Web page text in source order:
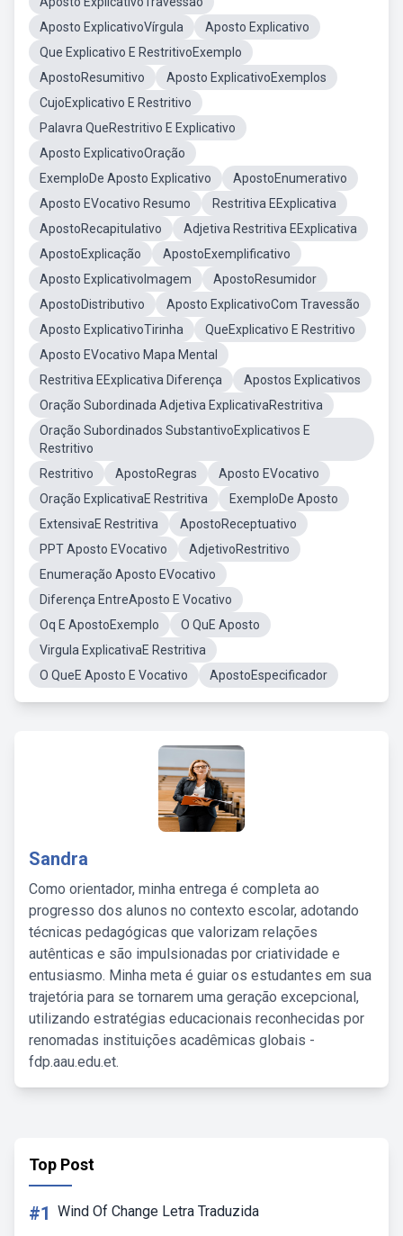
Aposto ExplicativoVírgula
Aposto Explicativo
Que Explicativo E RestritivoExemplo
ApostoResumitivo
Aposto ExplicativoExemplos
CujoExplicativo E Restritivo
Palavra QueRestritivo E Explicativo
Aposto ExplicativoOração
ExemploDe Aposto Explicativo
ApostoEnumerativo
Aposto EVocativo Resumo
Restritiva EExplicativa
ApostoRecapitulativo
Adjetiva Restritiva EExplicativa
ApostoExplicação
ApostoExemplificativo
Aposto ExplicativoImagem
ApostoResumidor
ApostoDistributivo
Aposto ExplicativoCom Travessão
Aposto ExplicativoTirinha
QueExplicativo E Restritivo
Aposto EVocativo Mapa Mental
Restritiva EExplicativa Diferença
Apostos Explicativos
Oração Subordinada Adjetiva ExplicativaRestritiva
Oração Subordinados SubstantivoExplicativos E
Restritivo
Restritivo
ApostoRegras
Aposto EVocativo
Oração ExplicativaE Restritiva
ExemploDe Aposto
ExtensivaE Restritiva
ApostoReceptuativo
PPT Aposto EVocativo
AdjetivoRestritivo
Enumeração Aposto EVocativo
Diferença EntreAposto E Vocativo
Oq E ApostoExemplo
O QuE Aposto
Virgula ExplicativaE Restritiva
O QueE Aposto E Vocativo
ApostoEspecificador
Sandra
Como orientador, minha entrega é completa ao
progresso dos alunos no contexto escolar, adotando
técnicas pedagógicas que valorizam relações
autênticas e são impulsionadas por criatividade e
entusiasmo. Minha meta é guiar os estudantes em sua
trajetória para se tornarem uma geração excepcional,
utilizando estratégias educacionais reconhecidas por
renomadas instituições acadêmicas globais -
fdp.aau.edu.et.
Top Post
#1 Wind Of Change Letra Traduzida